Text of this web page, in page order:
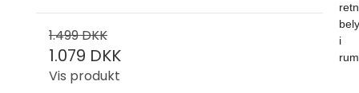
1.499 DKK
1.079 DKK
Vis produkt
i